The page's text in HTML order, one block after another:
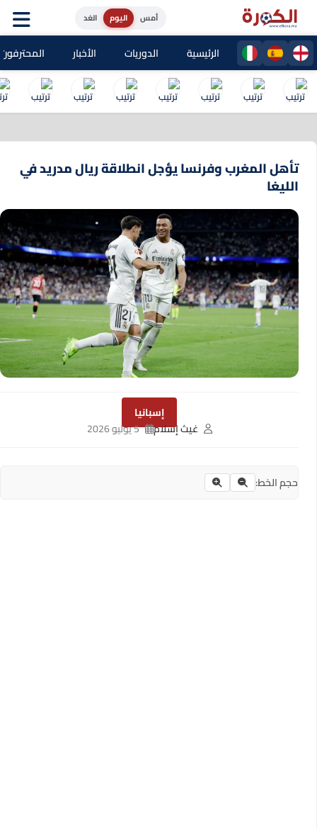
اليوم الغد
الرئيسية الدوريات الأخبار المحترفون
تأهل المغرب وفرنسا يؤجل انطلاقة ريال مدريد في
الليغا
إسبانيا
غيث إسلام
5 يوليو 2026
حجم الخط: